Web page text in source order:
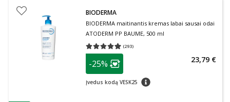
BIODERMA
BIODERMA maitinantis kremas labai sausai odai
ATODERM PP BAUME, 500 ml
(293)
Vidutinis įvertinimas 4.94
patarimas
Lojalumo klubo narių nuolaida
-25%
Įvedus kodą VESK25 patarimas
23,79 €